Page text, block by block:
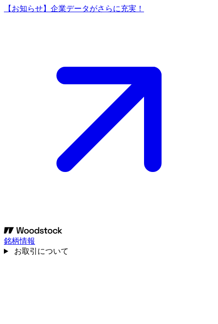
【お知らせ】企業データがさらに充実！
銘柄情報
お取引について